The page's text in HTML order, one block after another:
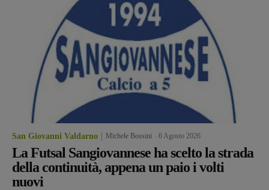
San Giovanni Valdarno Michele Bossini 6 Agosto 2026
La Futsal Sangiovannese ha scelto la strada
della continuità, appena un paio i volti
nuovi